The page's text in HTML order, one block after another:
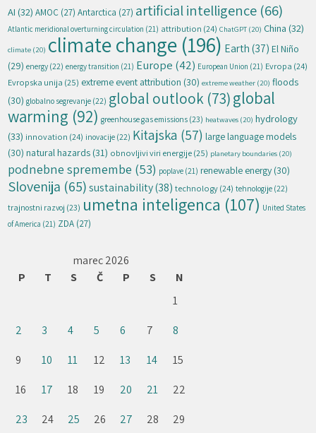
AI (32) AMOC (27) Antarctica (27) artificial intelligence (66)
Atlantic meridional overturning circulation (21) attribution (24) ChatGPT (20) China (32)
climate (20) climate change (196) Earth (37) El Niño
(29) energy (22) energy transition (21) Europe (42) European Union (21) Evropa (24)
Evropska unija (25) extreme event attribution (30) extreme weather (20) floods
(30) globalno segrevanje (22) global outlook (73)global
warming (92) greenhouse gas emissions (23) heatwaves (20) hydrology
(33) innovation (24) inovacije (22) Kitajska (57) large language models
(30) natural hazards (31) obnovljivi viri energije(25) planetary boundaries (20)
podnebne spremembe (53) poplave (21) renewable energy (30)
Slovenija (65) sustainability(38) technology(24) tehnologije (22)
trajnostni razvoj (23) umetna inteligenca (107) United States
of America (21) ZDA (27)
marec 2026
P
T S Č P S
N
1
2
3 4 5 6 7
8
9
10 11 12 13 14
15
16
17 18 19 20 21
22
23
24 25 26 27 28 29